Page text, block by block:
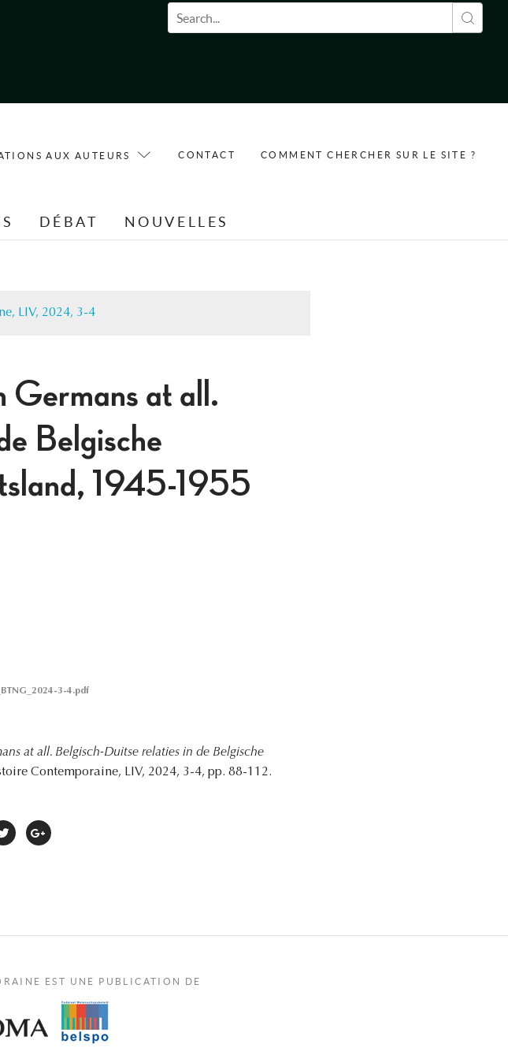
Formulaire de recherche
AUX AUTEURS CONTACT COMMENT CHERCHER SUR LE SITE ?
DÉBAT NOUVELLES
LIV, 2024, 3-4
Germans at all.
Belgische
1945-1955
3-4.pdf
at all. Belgisch-Duitse relaties in de Belgische
Contemporaine, LIV, 2024, 3-4, pp. 88-112.
EST UNE PUBLICATION DE